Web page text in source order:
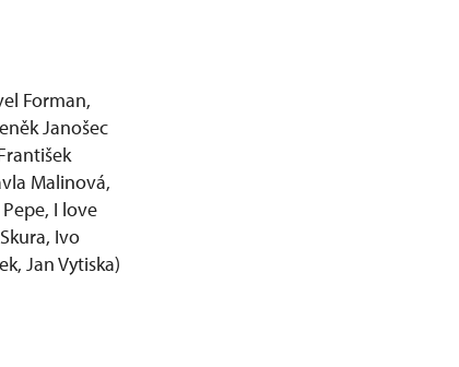
Forman,
Janošec
Malinová,
I love
Ivo
Jan Vytiska)